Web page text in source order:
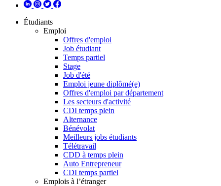
Étudiants
Emploi
Offres d'emploi
Job étudiant
Temps partiel
Stage
Job d'été
Emploi jeune diplômé(e)
Offres d'emploi par département
Les secteurs d'activité
CDI temps plein
Alternance
Bénévolat
Meilleurs jobs étudiants
Télétravail
CDD à temps plein
Auto Entrepreneur
CDI temps partiel
Emplois à l’étranger